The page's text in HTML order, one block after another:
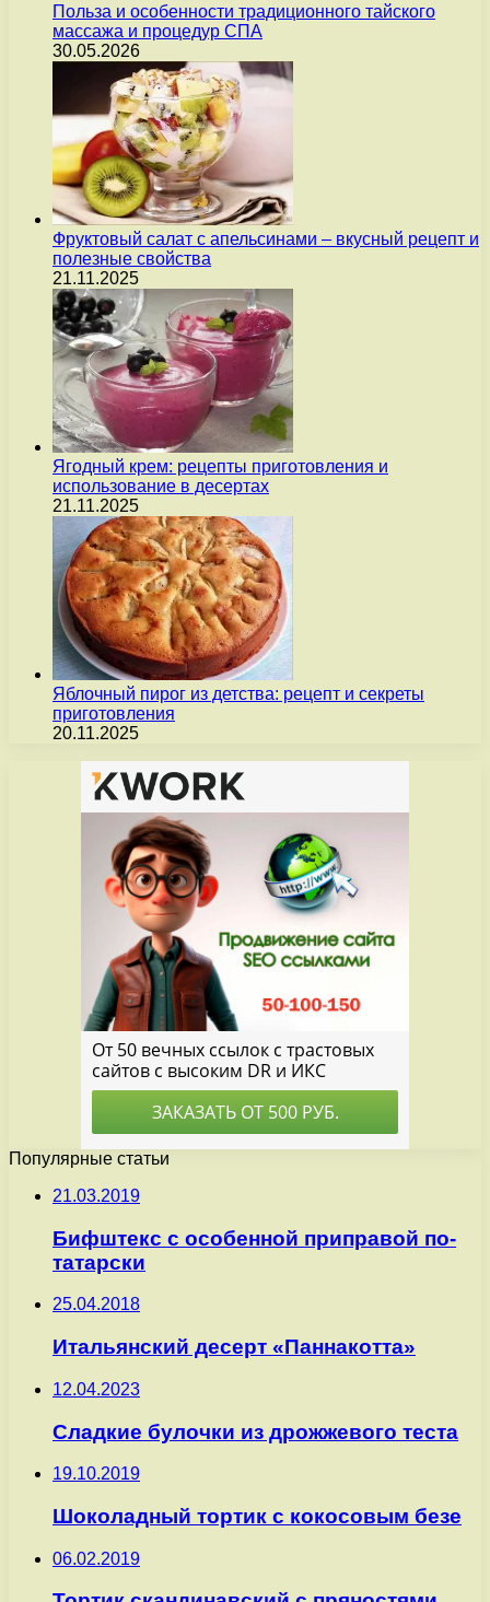
Польза и особенности традиционного тайского
массажа и процедур СПА
30.05.2026
Фруктовый салат с апельсинами – вкусный рецепт и
полезные свойства
21.11.2025
Ягодный крем: рецепты приготовления и
использование в десертах
21.11.2025
Яблочный пирог из детства: рецепт и секреты
приготовления
20.11.2025
Популярные статьи
21.03.2019
Бифштекс с особенной приправой по-
татарски
25.04.2018
Итальянский десерт «Паннакотта»
12.04.2023
Сладкие булочки из дрожжевого теста
19.10.2019
Шоколадный тортик с кокосовым безе
06.02.2019